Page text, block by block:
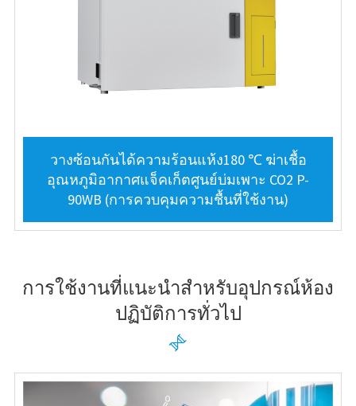
วางซ้อนกันได้ความร้อนแห้ง180 ℃ ฆ่าเชื้อ
อุณหภูมิอากาศแจ็คเก็ตศูนย์บ่มเพาะ CO2 P-
90WB (การควบคุมความชื้นที่ใช้งาน)
การใช้งานที่แนะนำสำหรับอุปกรณ์ห้อง
ปฏิบัติการทั่วไป
